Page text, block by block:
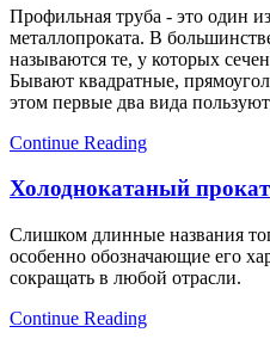
Профильная труба - это один
металлопроката. В
называются те, у которых
Бывают квадратные,
этом первые два вида
Continue Reading
Холоднокатаный прокат
Слишком длинные названия
особенно обозначающие его
сокращать в любой отрасли.
Continue Reading